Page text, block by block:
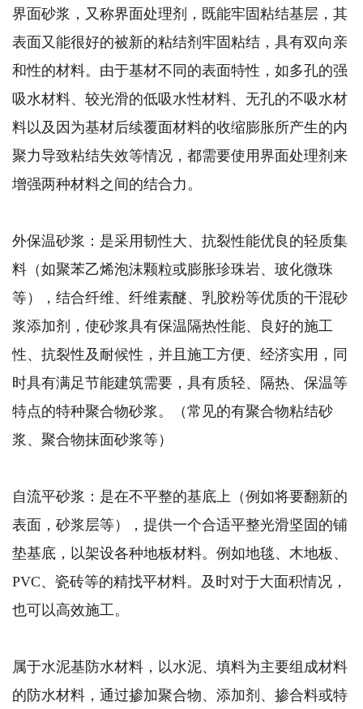
界面砂浆，又称界面处理剂，既能牢固粘结基层，其
表面又能很好的被新的粘结剂牢固粘结，具有双向亲
和性的材料。由于基材不同的表面特性，如多孔的强
吸水材料、较光滑的低吸水性材料、无孔的不吸水材
料以及因为基材后续覆面材料的收缩膨胀所产生的内
聚力导致粘结失效等情况，都需要使用界面处理剂来
增强两种材料之间的结合力。
外保温砂浆：是采用韧性大、抗裂性能优良的轻质集
料（如聚苯乙烯泡沫颗粒或膨胀珍珠岩、玻化微珠
等），结合纤维、纤维素醚、乳胶粉等优质的干混砂
浆添加剂，使砂浆具有保温隔热性能、良好的施工
性、抗裂性及耐候性，并且施工方便、经济实用，同
时具有满足节能建筑需要，具有质轻、隔热、保温等
特点的特种聚合物砂浆。（常见的有聚合物粘结砂
浆、聚合物抹面砂浆等）
自流平砂浆：是在不平整的基底上（例如将要翻新的
表面，砂浆层等），提供一个合适平整光滑坚固的铺
垫基底，以架设各种地板材料。例如地毯、木地板、
PVC、瓷砖等的精找平材料。及时对于大面积情况，
也可以高效施工。
属于水泥基防水材料，以水泥、填料为主要组成材料
的防水材料，通过掺加聚合物、添加剂、掺合料或特